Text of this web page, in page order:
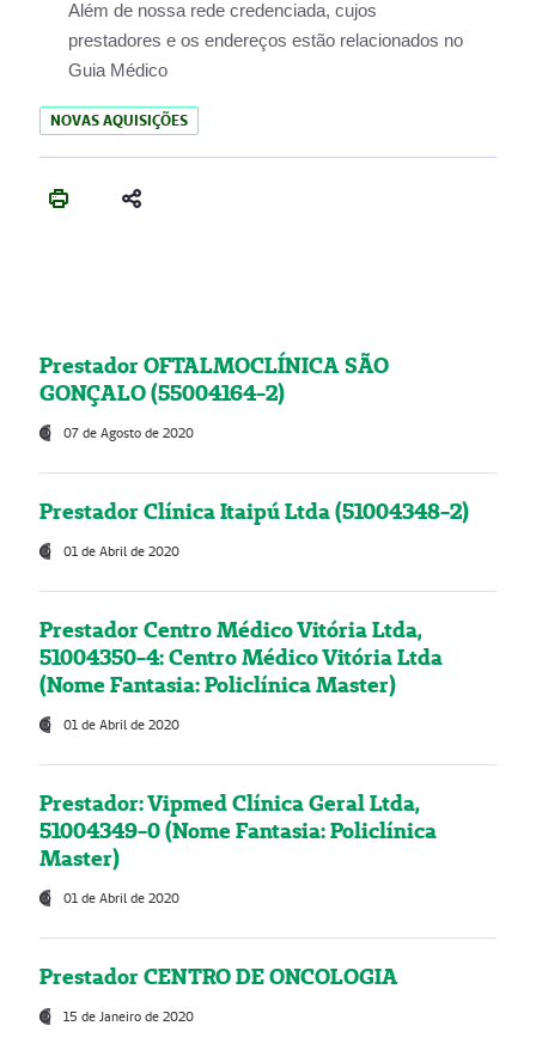
Além de nossa rede credenciada, cujos
prestadores e os endereços estão relacionados no
Guia Médico
NOVAS AQUISIÇÕES
Prestador OFTALMOCLÍNICA SÃO
GONÇALO (55004164-2)
07 de Agosto de 2020
Prestador Clínica Itaipú Ltda (51004348-2)
01 de Abril de 2020
Prestador Centro Médico Vitória Ltda,
51004350-4: Centro Médico Vitória Ltda
(Nome Fantasia: Policlínica Master)
01 de Abril de 2020
Prestador: Vipmed Clínica Geral Ltda,
51004349-0 (Nome Fantasia: Policlínica
Master)
01 de Abril de 2020
Prestador CENTRO DE ONCOLOGIA
15 de Janeiro de 2020